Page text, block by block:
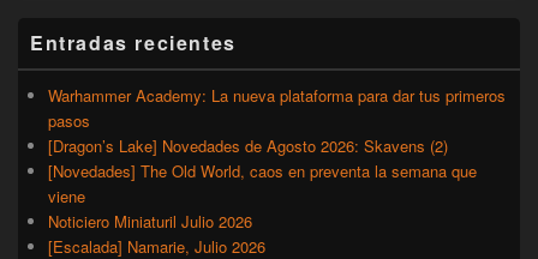
Entradas recientes
Warhammer Academy: La nueva plataforma para dar tus primeros
pasos
[Dragon’s Lake] Novedades de Agosto 2026: Skavens (2)
[Novedades] The Old World, caos en preventa la semana que
viene
Noticiero Miniaturil Julio 2026
[Escalada] Namarie, Julio 2026